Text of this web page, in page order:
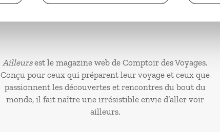
Ailleursest le magazine web de Comptoir des Voyages.
Conçu pour ceux qui préparent leur voyage et ceux que
passionnent les découvertes et rencontres du bout du
monde, il fait naître une irrésistible envie d’aller voir
ailleurs.